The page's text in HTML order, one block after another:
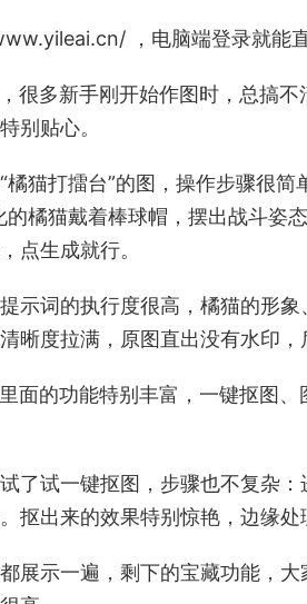
，电脑端登录就能
很多新手刚开始作图时，总搞
别贴心。
橘猫打擂台”的图，操作步骤很
橘猫戴着棒球帽，摆出战斗姿
点生成就行。
示词的执行度很高，橘猫的形
晰度拉满，原图直出没有水印，
面的功能特别丰富，一键抠图
了试一键抠图，步骤也不复杂
抠出来的效果特别惊艳，边缘处
展示一遍，剩下的宝藏功能，